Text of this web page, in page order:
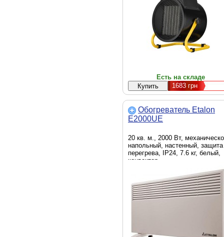
Есть на складе
1683 грн
Обогреватель Etalon
E2000UE
20 кв. м., 2000 Вт,
напольный, настенный, защита
перегрева, IP24, 7.6 кг, белый,
конвектор